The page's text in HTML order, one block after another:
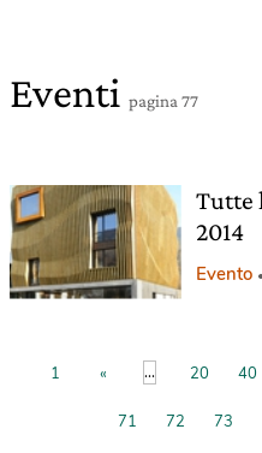
Eventi pagina 77
Tutte
2014
Evento
1 « ... 20 40
71 72 73